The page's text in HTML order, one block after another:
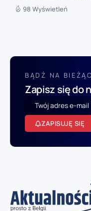
98 Wyświetleń
BĄDŹ NA
Zapisz się do
ZAPISUJĘ SIĘ